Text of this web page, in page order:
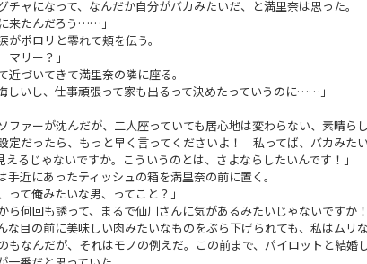
ャになって、なんだか自分がバカみたいだ、と満里奈は思った。
来たんだろう……」
ポロリと零れて頬を伝う。
リー？」
づいてきて満里奈の隣に座る。
しいし、仕事頑張って家も出るって決めたっていうのに……」
ァーが沈んだが、二人座っていても居心地は変わらない、素晴らし
定だったら、もっと早く言ってくださいよ！ 私ってば、バカみた
えるじゃないですか。こういうのとは、さよならしたいんです！」
近にあったティッシュの箱を満里奈の前に置く。
て俺みたいな男、ってこと？」
ら何回も誘って、まるで仙川さんに気があるみたいじゃないです
な目の前に美味しい肉みたいなものをぶら下げられても、私はムリな
もなんだが、それはモノの例えだ。この前まで、パイロットと結婚